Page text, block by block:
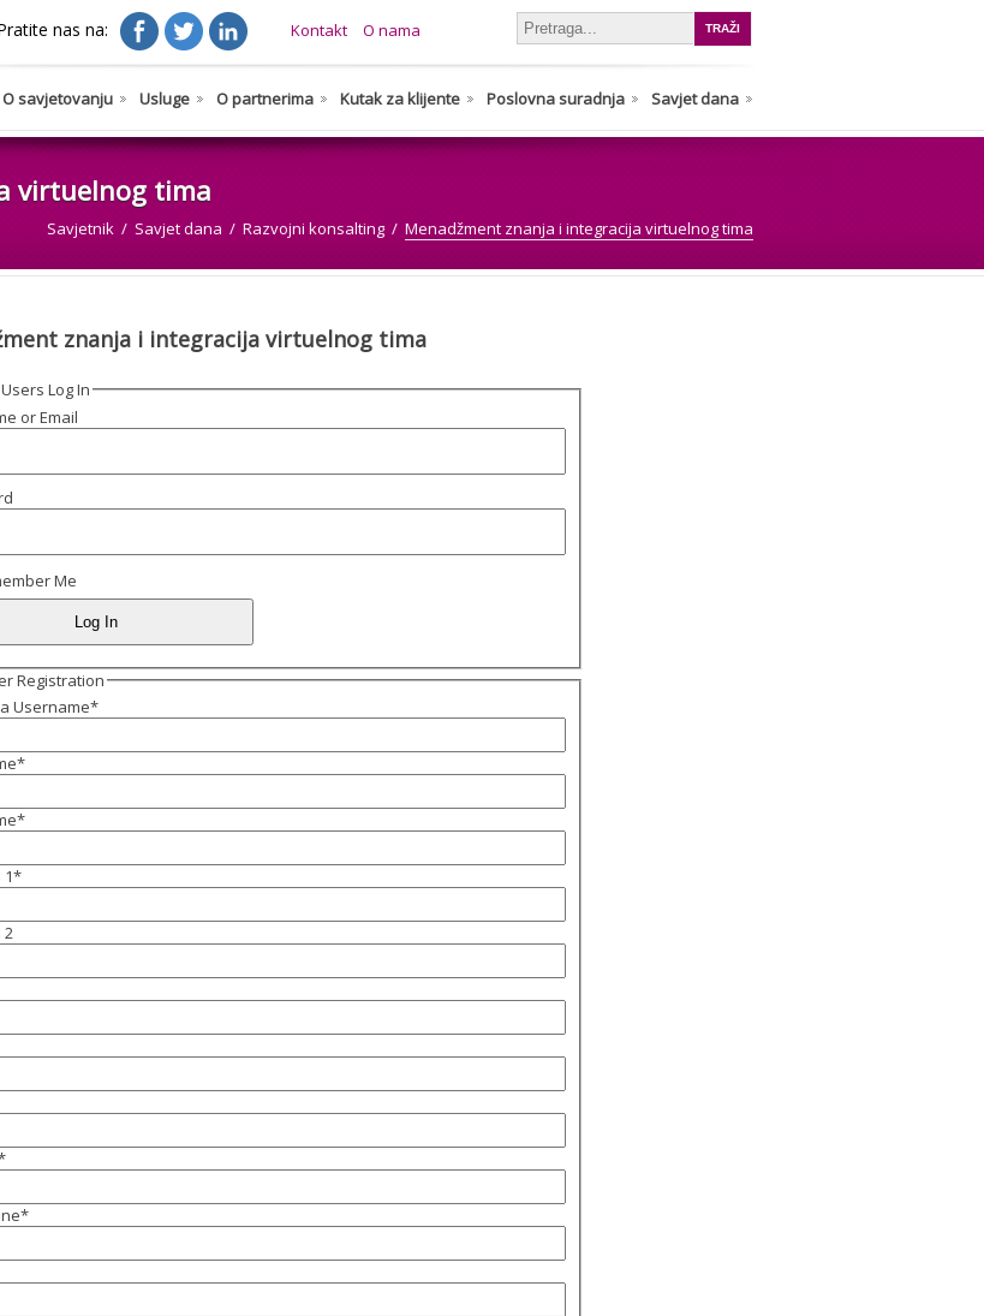
nas na: Kontakt O nama
O savjetovanju Usluge O partnerima Kutak za klijente Poslovna suradnja Savjet dana
virtuelnog tima
Savjetnik Savjet dana Razvojni konsalting Menadžment znanja i integracija virtuelnog tima
znanja i integracija virtuelnog tima
Log In
or Email
Me
Registration
Username*
*
*
*
2
*